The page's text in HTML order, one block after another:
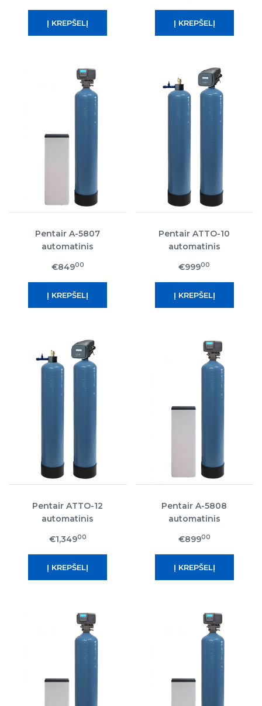
Pentair A-5807
automatinis
€84900
Pentair ATTO-10
automatinis
€99900
Pentair ATTO-12
automatinis
€1,34900
Pentair A-5808
automatinis
€89900